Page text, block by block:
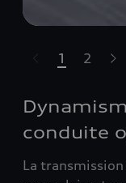
le carrousel
1 2
conduite
La